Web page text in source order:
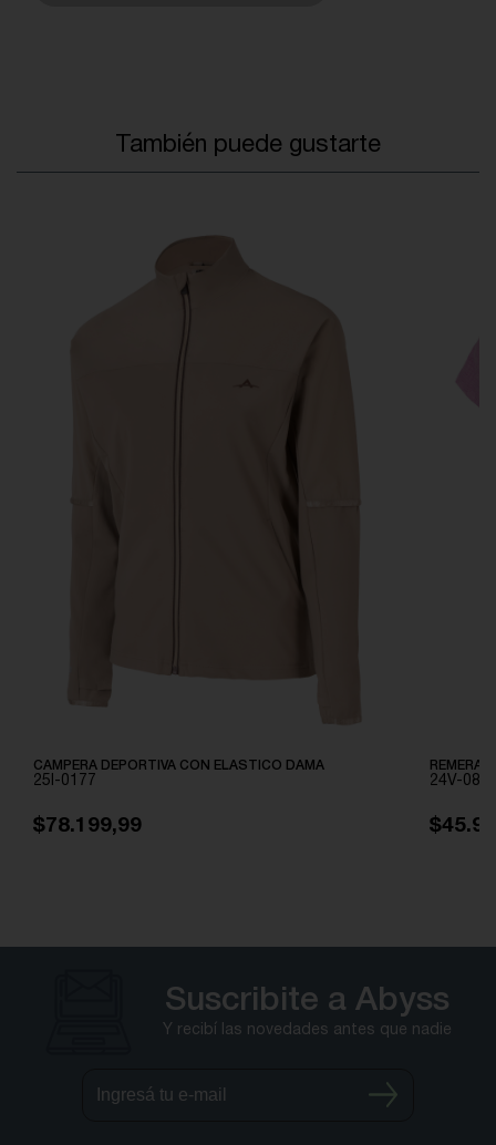
También puede gustarte
CAMPERA DEPORTIVA CON ELASTICO DAMA
25I-0177
$78.199,99
REMERA
24V-
Suscribite a Abyss
Y recibí las novedades antes que nadie